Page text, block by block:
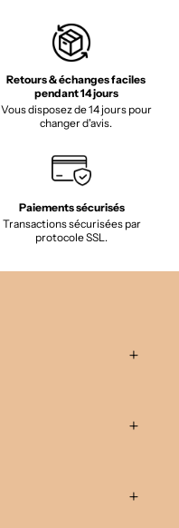
Retours & échanges faciles
pendant 14 jours
Vous disposez de 14 jours pour
changer d'avis.
Paiements sécurisés
Transactions sécurisées par
protocole SSL.